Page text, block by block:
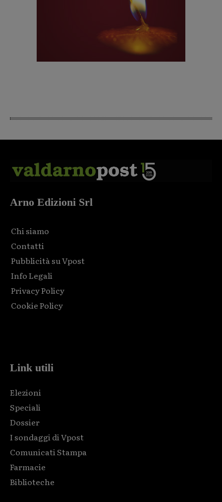
Arno Edizioni Srl
Chi siamo
Contatti
Pubblicità su Vpost
Info Legali
Privacy Policy
Cookie Policy
Link utili
Elezioni
Speciali
Dossier
I sondaggi di Vpost
Comunicati Stampa
Farmacie
Biblioteche